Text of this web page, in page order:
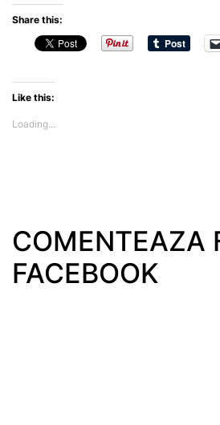
Share this:
Like this:
Loading...
COMENTEAZA
FACEBOOK